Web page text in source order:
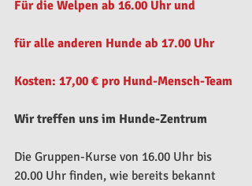
Für die Welpen ab 16.00 Uhr und
für alle anderen Hunde ab 17.00 Uhr
Kosten: 17,00 € pro Hund-Mensch-Team
Wir treffen uns im Hunde-Zentrum
Die Gruppen-Kurse von 16.00 Uhr bis
20.00 Uhr finden, wie bereits bekannt